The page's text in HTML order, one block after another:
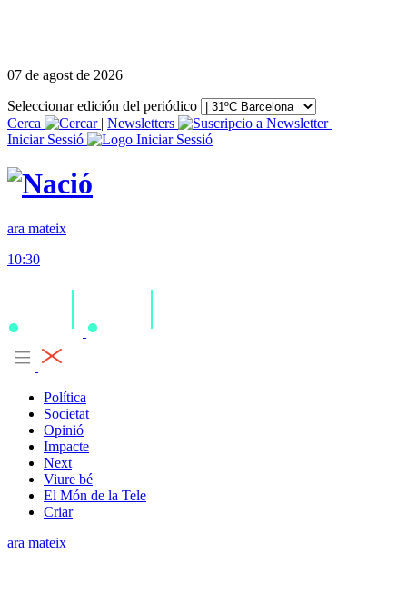
07 de agost de 2026
Seleccionar edición del periódico
Cerca
| Newsletters
|
Iniciar Sessió
ara mateix
10:30
Política
Societat
Opinió
Impacte
Next
Viure bé
El Món de la Tele
Criar
ara mateix